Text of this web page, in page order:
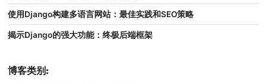
使用Django构建多语言网站：最佳实践和SEO策略
揭示Django的强大功能：终极后端框架
博客类别: